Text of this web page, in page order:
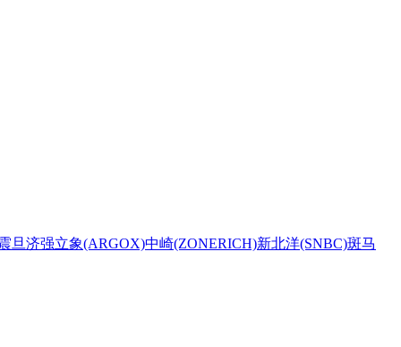
旦济强立象(ARGOX)中崎(ZONERICH)新北洋(SNBC)斑马